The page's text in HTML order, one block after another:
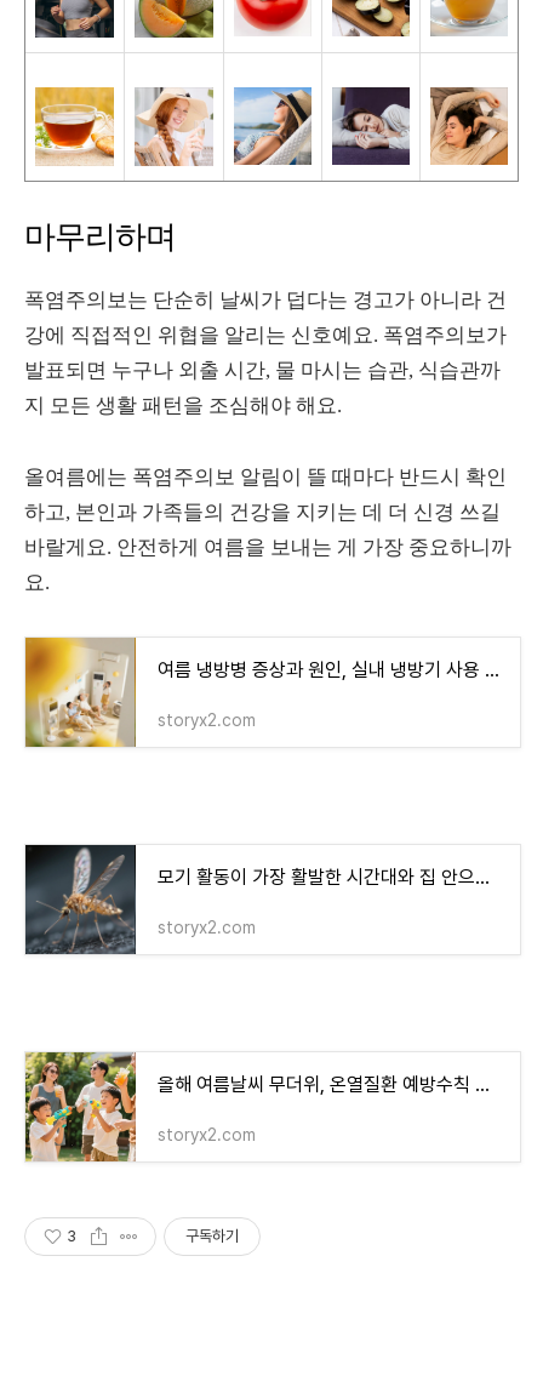
마무리하며
폭염주의보는 단순히 날씨가 덥다는 경고가 아니라 건
강에 직접적인 위협을 알리는 신호예요. 폭염주의보가
발표되면 누구나 외출 시간, 물 마시는 습관, 식습관까
지 모든 생활 패턴을 조심해야 해요.
올여름에는 폭염주의보 알림이 뜰 때마다 반드시 확인
하고, 본인과 가족들의 건강을 지키는 데 더 신경 쓰길
바랄게요. 안전하게 여름을 보내는 게 가장 중요하니까
요.
여름 냉방병 증상과 원인, 실내 냉방기 사용 시 건강 주의사항
storyx2.com
모기 활동이 가장 활발한 시간대와 집 안으로 들어오는 경로 분석
storyx2.com
올해 여름날씨 무더위, 온열질환 예방수칙 왜 더 중요해졌나?
storyx2.com
3 구독하기